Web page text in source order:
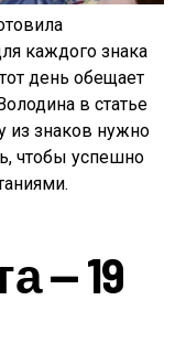
каждого знака
день обещает
в статье
из знаков нужно
чтобы успешно
— 19